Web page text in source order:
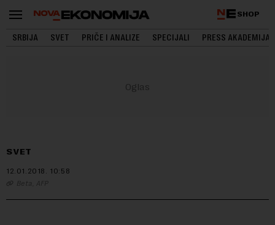
SHOP
SRBIJA SVET PRIČE I ANALIZE SPECIJALI PRESS AKADEMIJA
SVET
12.01.2018. 10:58
Beta, AFP